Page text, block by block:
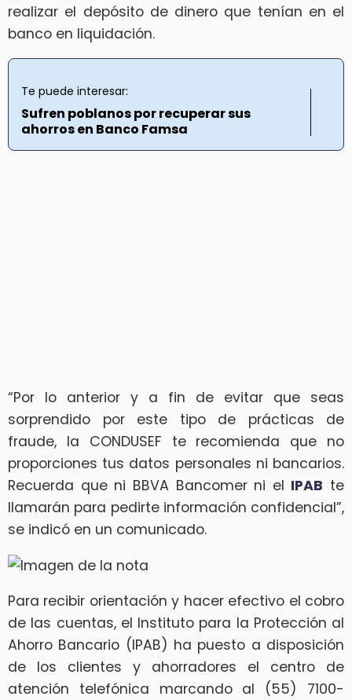
realizar el depósito de dinero que tenían en el
banco en liquidación.
Te puede interesar:
Sufren poblanos por recuperar sus
ahorros en Banco Famsa
“Por lo anterior y a fin de evitar que seas
sorprendido por este tipo de prácticas de
fraude, la CONDUSEF te recomienda que no
proporciones tus datos personales ni bancarios.
Recuerda que ni BBVA Bancomer ni el IPAB te
llamarán para pedirte información confidencial”,
se indicó en un comunicado.
Para recibir orientación y hacer efectivo el cobro
de las cuentas, el Instituto para la Protección al
Ahorro Bancario (IPAB) ha puesto a disposición
de los clientes y ahorradores el centro de
atención telefónica marcando al (55) 7100-